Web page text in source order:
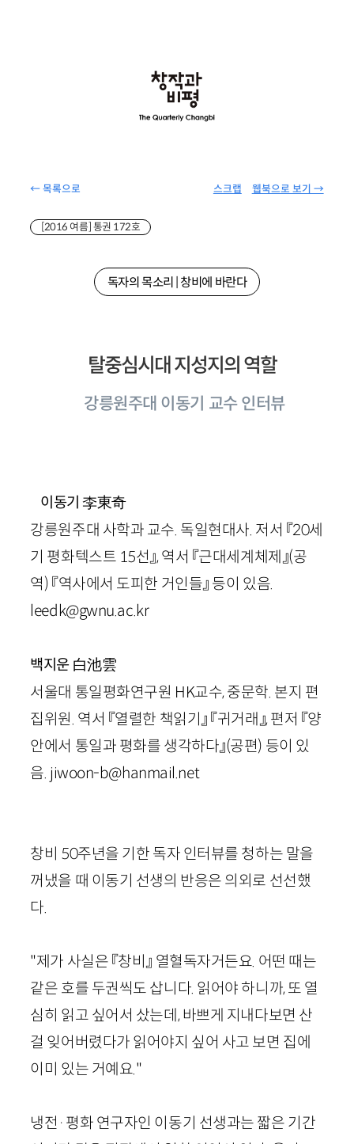
← 목록으로 웹북으로 보기 →
스크랩
[2016 여름] 통권 172호
독자의 목소리 | 창비에 바란다
탈중심시대 지성지의 역할
강릉원주대 이동기 교수 인터뷰
이동기 李東奇
강릉원주대 사학과 교수. 독일현대사. 저서 『20세
기 평화텍스트 15선』, 역서 『근대세계체제』(공
역) 『역사에서 도피한 거인들』 등이 있음.
leedk@gwnu.ac.kr
백지운 白池雲
서울대 통일평화연구원 HK교수, 중문학. 본지 편
집위원. 역서 『열렬한 책읽기』 『귀거래』, 편저 『양
안에서 통일과 평화를 생각하다』(공편) 등이 있
음. jiwoon-b@hanmail.net
창비 50주년을 기한 독자 인터뷰를 청하는 말을
꺼냈을 때 이동기 선생의 반응은 의외로 선선했
다.
"제가 사실은 『창비』 열혈독자거든요. 어떤 때는
같은 호를 두권씩도 삽니다. 읽어야 하니까, 또 열
심히 읽고 싶어서 샀는데, 바쁘게 지내다보면 산
걸 잊어버렸다가 읽어야지 싶어 사고 보면 집에
이미 있는 거예요."
냉전 · 평화 연구자인 이동기 선생과는 짧은 기간